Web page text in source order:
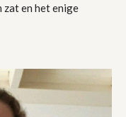
zat en het enige